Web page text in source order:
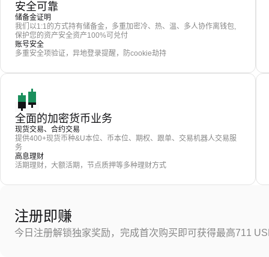
安全可靠
储备金证明
我们以1:1的方式持有储备金，多重加密冷、热、温、多人协作离钱包,
保护您的资产安全资产100%可兑付
账号安全
多重安全项验证，异地登录提醒，防cookie劫持
全面的加密货币业务
现货交易、合约交易
提供400+现货币种&U本位、币本位、期权、跟单、交易机器人交易服
务
高息理财
活期理财，大额活期，节点质押等多种理财方式
注册即赚
今日注册解锁独家奖励，完成首次购买即可获得最高711